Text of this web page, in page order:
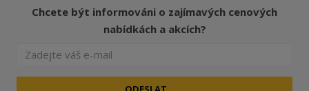
Chcete být informováni o zajímavých cenových
nabídkách a akcích?